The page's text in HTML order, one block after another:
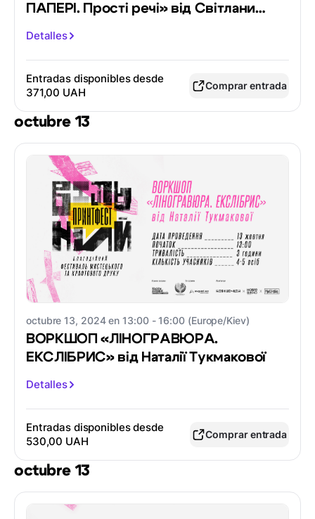
ПАПЕРІ. Прості речі» від Світлани
Detalles
Entradas disponibles desde
371,00 UAH
Comprar entrada
octubre 13
octubre 13, 2024 en 13:00 - 16:00 (Europe/Kiev)
ВОРКШОП «ЛІНОГРАВЮРА.
ЕКСЛІБРИС» від Наталії Тукмакової
Detalles
Entradas disponibles desde
530,00 UAH
Comprar entrada
octubre 13